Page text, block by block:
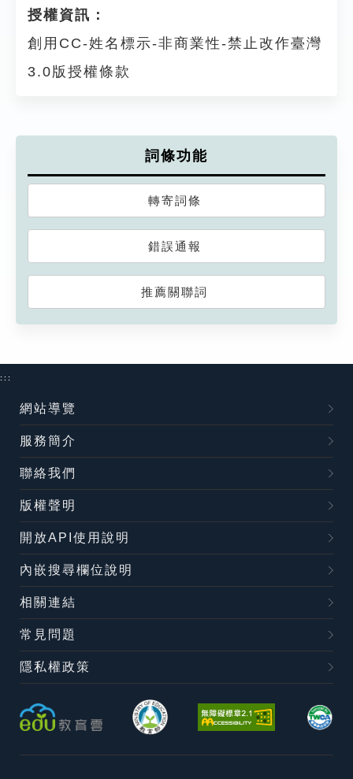
授權資訊：
創用CC-姓名標示-非商業性-禁止改作臺灣
3.0版授權條款
詞條功能
轉寄詞條
錯誤通報
推薦關聯詞
:::
網站導覽
服務簡介
聯絡我們
版權聲明
開放API使用說明
內嵌搜尋欄位說明
相關連結
常見問題
隱私權政策